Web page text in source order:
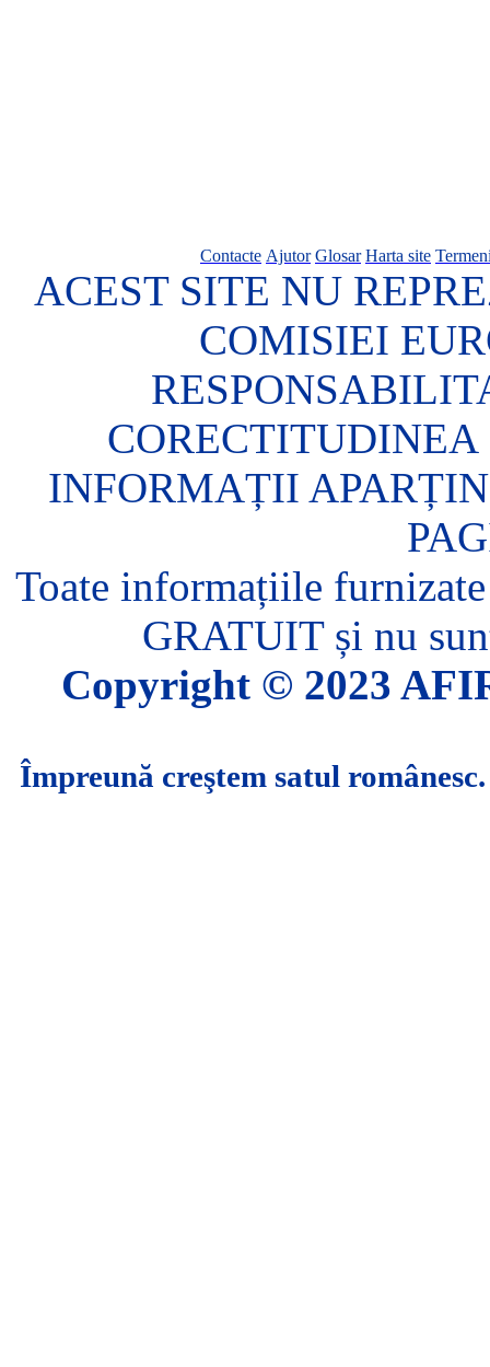
Contacte Ajutor Glosar Harta site
ACEST SITE NU
COMISIEI
CORECTITUDINEA
INFORMAȚII
Toate informațiile
GRATUIT și nu
Copyright © 2023
Împreună creştem satul românesc.